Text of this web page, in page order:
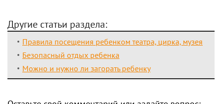
Другие статьи раздела:
Правила посещения ребенком театра, цирка, музея
Безопасный отдых ребенка
Можно и нужно ли загорать ребенку